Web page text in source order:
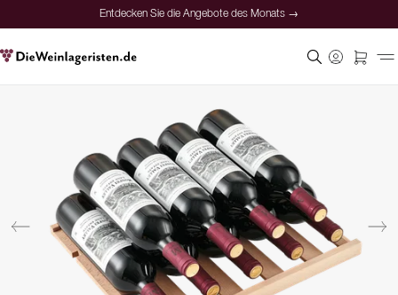
Entdecken Sie die Angebote des Monats →